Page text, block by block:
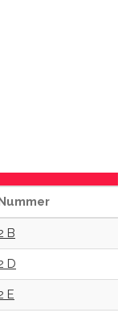
B
D
E